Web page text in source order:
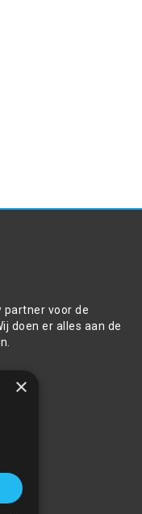
partner voor de
doen er alles aan de
×